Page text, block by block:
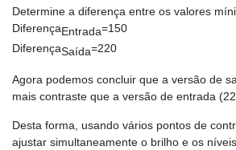
Determine a diferença entre os valores
DiferençaEntrada=150
DiferençaSaída=220
Agora podemos concluir que a versão de
mais contraste que a versão de entrada
Desta forma, usando vários pontos de
ajustar simultaneamente o brilho e os